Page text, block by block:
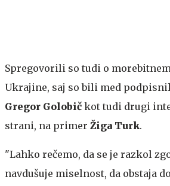
Spregovorili so tudi o
Ukrajine, saj so bili med
Gregor Golobič kot tudi drugi
strani, na primer Žiga Turk.
"Lahko rečemo, da se je razkol
navdušuje miselnost, da obstaja